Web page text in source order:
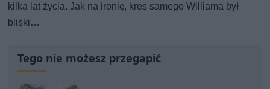
kilka lat życia. Jak na ironię, kres samego Williama był
bliski…
Tego nie możesz przegapić